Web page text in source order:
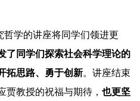
学的讲座将同学们领进更
了同学们探索社会科学理论的
拓思路、勇于创新。讲座结束
贾教授的祝福与期待， 也更坚